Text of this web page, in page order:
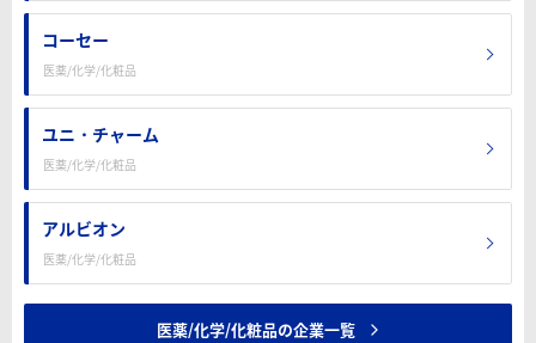
コーセー
医薬/化学/化粧品
ユニ・チャーム
医薬/化学/化粧品
アルビオン
医薬/化学/化粧品
医薬/化学/化粧品の企業一覧